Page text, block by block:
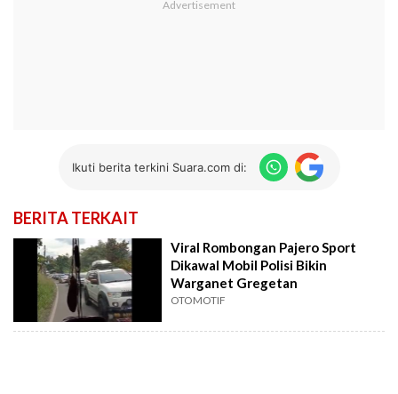
Ikuti berita terkini Suara.com di:
BERITA TERKAIT
Viral Rombongan Pajero Sport
Dikawal Mobil Polisi Bikin
Warganet Gregetan
OTOMOTIF